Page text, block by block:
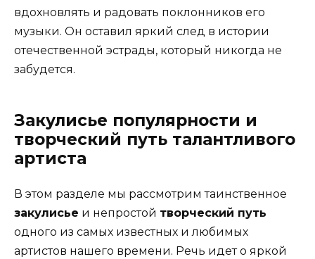
вдохновлять и радовать поклонников его
музыки. Он оставил яркий след в истории
отечественной эстрады, который никогда не
забудется.
Закулисье популярности и
творческий путь талантливого
артиста
В этом разделе мы рассмотрим таинственное
закулисье и непростой творческий путь
одного из самых известных и любимых
артистов нашего времени. Речь идет о яркой